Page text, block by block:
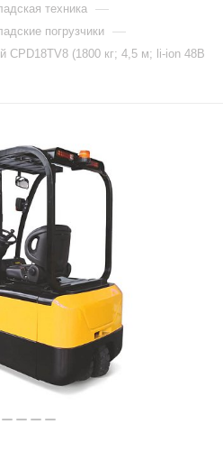
техника —
погрузчики —
CPD18TV8 (1800 кг; 4,5 м; li-ion 48В